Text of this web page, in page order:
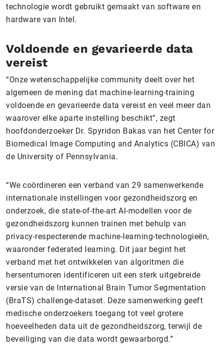
technologie wordt gebruikt gemaakt van software en
hardware van Intel.
Voldoende en gevarieerde data
vereist
“Onze wetenschappelijke community deelt over het
algemeen de mening dat machine-learning-training
voldoende en gevarieerde data vereist en veel meer dan
waarover elke aparte instelling beschikt”, zegt
hoofdonderzoeker Dr. Spyridon Bakas van het Center for
Biomedical Image Computing and Analytics (CBICA) van
de University of Pennsylvania.
“We coördineren een verband van 29 samenwerkende
internationale instellingen voor gezondheidszorg en
onderzoek, die state-of-the-art AI-modellen voor de
gezondheidszorg kunnen trainen met behulp van
privacy-respecterende machine-learning-technologieën,
waaronder federated learning. Dit jaar begint het
verband met het ontwikkelen van algoritmen die
hersentumoren identificeren uit een sterk uitgebreide
versie van de International Brain Tumor Segmentation
(BraTS) challenge-dataset. Deze samenwerking geeft
medische onderzoekers toegang tot veel grotere
hoeveelheden data uit de gezondheidszorg, terwijl de
beveiliging van die data wordt gewaarborgd.”